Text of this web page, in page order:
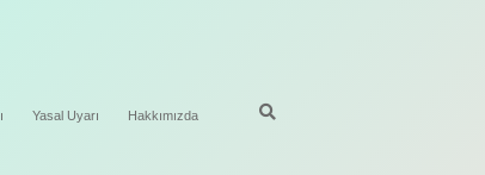
Yasal Uyarı Hakkımızda